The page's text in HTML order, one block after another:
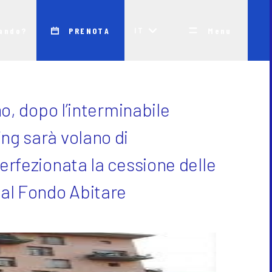
PRENOTA
dopo l’interminabile
sarà volano di
la cessione delle
Fondo Abitare
Francia
Scoprile tutte!
mio appartamento
Lavora con noi